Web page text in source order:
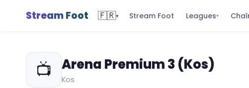
Stream Foot 🇫🇷▾ Stream Foot Leagues▾
📺 Arena Premium 3 (Kos)
Kos